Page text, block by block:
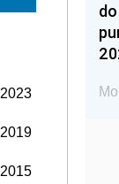
2023
2019
2015